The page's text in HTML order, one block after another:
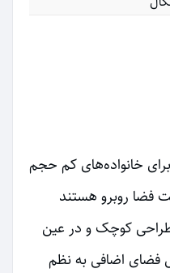
مرسه مدل 64115 را برای خانواده‌های کم حجم
فضا روبرو هستند
کوچک و در عین
فضای اضافی به نظم